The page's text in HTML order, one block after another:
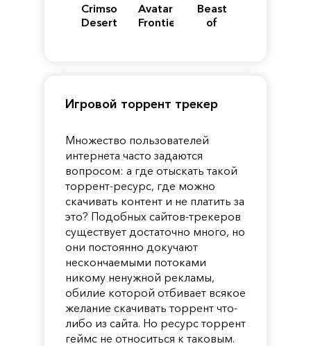
Crimson
Desert
Avatar:
Frontiers
Beast
of
Игровой торрент трекер
Множество пользователей
интернета часто задаются
вопросом: а где отыскать такой
торрент-ресурс, где можно
скачивать контент и не платить за
это? Подобных сайтов-трекеров
существует достаточно много, но
они постоянно докучают
нескончаемыми потоками
никому ненужной рекламы,
обилие которой отбивает всякое
желание скачивать торрент что-
либо из сайта. Но ресурс торрент
геймс не относиться к таковым.